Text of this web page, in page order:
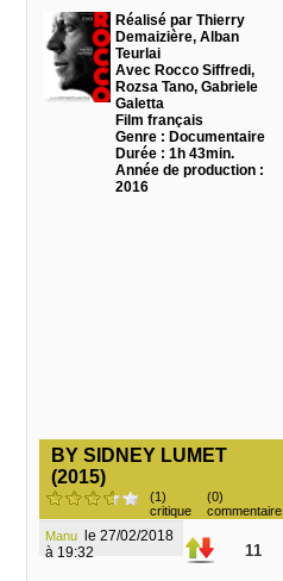
Réalisé par Thierry
Demaizière, Alban
Teurlai
Avec Rocco Siffredi,
Rozsa Tano, Gabriele
Galetta
Film français
Genre : Documentaire
Durée : 1h 43min.
Année de production :
2016
BY SIDNEY LUMET
(2015)
(1)
critique
(0)
commentaire
Manu
à 19:32
11